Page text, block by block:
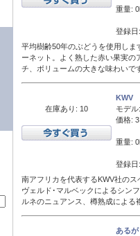
重量:
登録
平均樹齢50年のぶどうを使用し
ーネット。よく熟した赤い果実
チ、ボリュームの大きな味わいで
在庫あり: 10
KWV
モデル:
価格:
重量:
登録
南アフリカを代表するKWV社の
ヴェルド･マルベックによるシン
ルネのニュアンス、樽熟成によ
ある